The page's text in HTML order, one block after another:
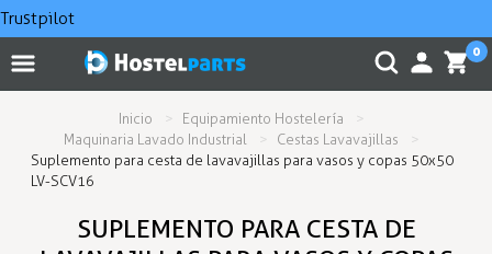
Trustpilot
0
Inicio
Equipamiento Hostelería
Maquinaria Lavado Industrial
Cestas Lavavajillas
Suplemento para cesta de lavavajillas para vasos y copas 50x50
LV-SCV16
SUPLEMENTO PARA CESTA DE